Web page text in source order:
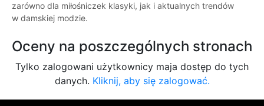
zarówno dla miłośniczek klasyki, jak i aktualnych trendów
w damskiej modzie.
Oceny na poszczególnych stronach
Tylko zalogowani użytkownicy maja dostęp do tych
danych. Kliknij, aby się zalogować.